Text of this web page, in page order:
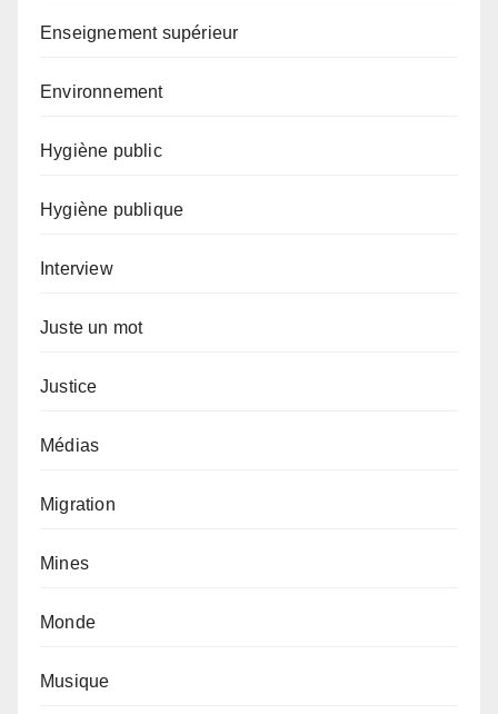
Enseignement supérieur
Environnement
Hygiène public
Hygiène publique
Interview
Juste un mot
Justice
Médias
Migration
Mines
Monde
Musique